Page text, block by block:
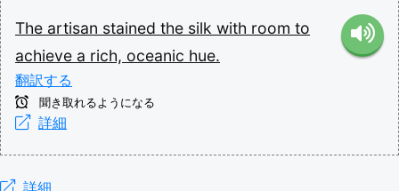
The artisan stained the silk with room to
achieve a rich, oceanic hue.
翻訳する
聞き取れるようになる
詳細
詳細